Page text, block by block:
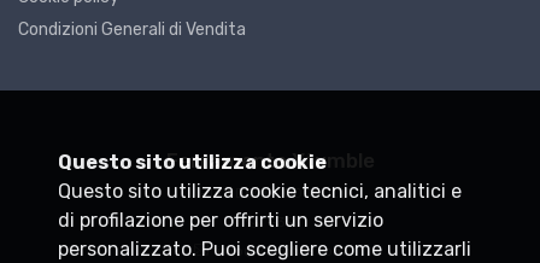
Condizioni Generali di Vendita
Ferramenta Xtumble
P.IVADEMO0000000
+39
info@xtumble.com
Questo sito utilizza cookie
Questo sito utilizza cookie tecnici, analitici e
di profilazione per offrirti un servizio
personalizzato. Puoi scegliere come utilizzarli